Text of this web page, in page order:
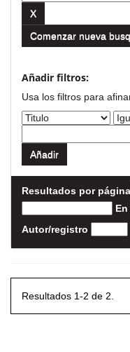
Comenzar nueva
Añadir filtros:
Usa los filtros para
Resultados por página
Autor/registro
Resultados 1-2 de 2.